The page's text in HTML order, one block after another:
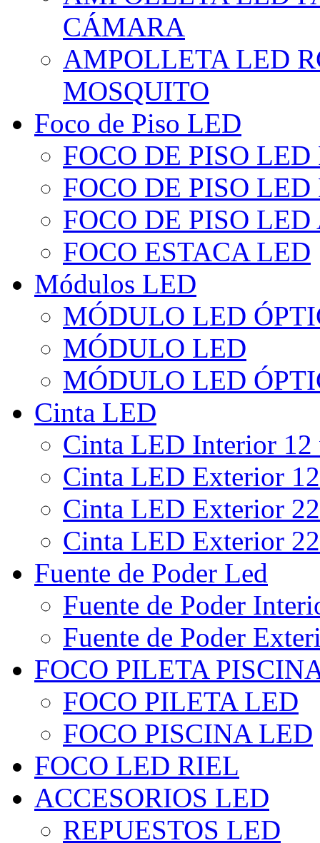
CÁMARA
AMPOLLETA LED
MOSQUITO
Foco de Piso LED
FOCO DE PISO
FOCO DE PISO
FOCO DE PISO
FOCO ESTACA LED
Módulos LED
MÓDULO LED
MÓDULO LED
MÓDULO LED
Cinta LED
Cinta LED Interior
Cinta LED Exterior
Cinta LED Exterior
Cinta LED Exterior
Fuente de Poder Led
Fuente de Poder
Fuente de Poder
FOCO PILETA
FOCO PILETA LED
FOCO PISCINA LED
FOCO LED RIEL
ACCESORIOS LED
REPUESTOS LED